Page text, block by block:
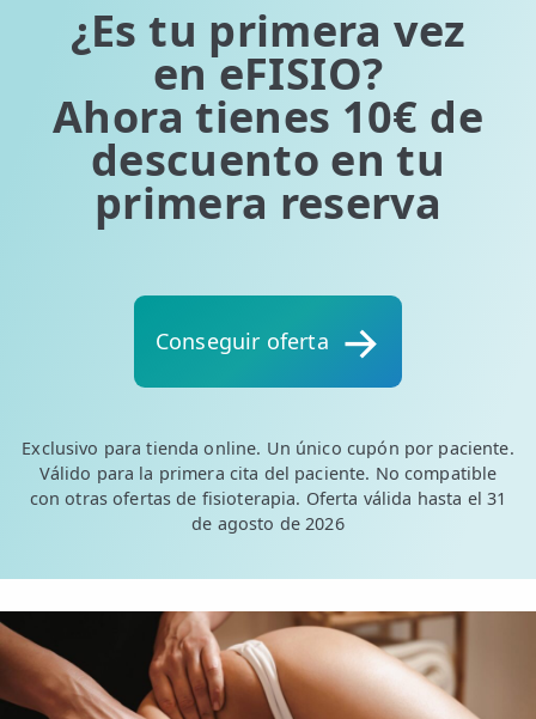
¿Es tu primera vez
en eFISIO?
Ahora tienes 10€ de
descuento en tu
primera reserva
Conseguir oferta
Exclusivo para tienda online. Un único cupón por paciente.
Válido para la primera cita del paciente. No compatible
con otras ofertas de fisioterapia. Oferta válida hasta el 31
de agosto de 2026